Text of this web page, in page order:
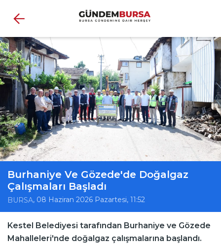
Burhaniye Ve Gözede'de Doğalgaz
Çalışmaları Başladı
BURSA, 08 Haziran 2026 Pazartesi, 11:52
Kestel Belediyesi tarafından Burhaniye ve Gözede
Mahalleleri'nde doğalgaz çalışmalarına başlandı.